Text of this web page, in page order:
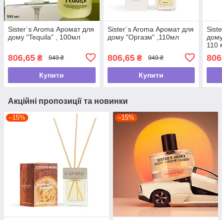
Sister`s Aroma Аромат для
дому "Tequila" , 100мл
806,65 ₴ 949 ₴
Купити
Sister`s Aroma Аромат для
дому "Оргазм" ,110мл
806,65₴ 949 ₴
Купити
110
Акційні пропозиції та новинки
–15% –15%